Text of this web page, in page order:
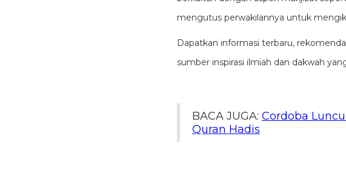
mengutus perwakilannya untuk
Dapatkan informasi terbaru,
sumber inspirasi ilmiah dan dakwah
BACA JUGA: Cordoba
Quran Hadis